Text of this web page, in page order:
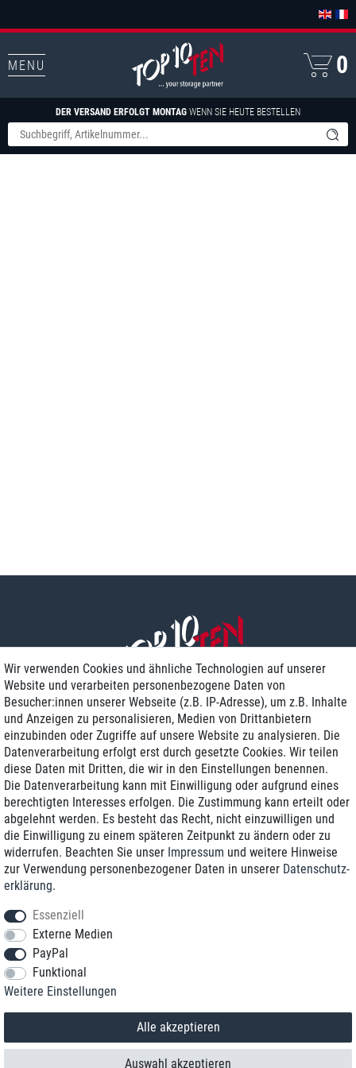
MENU
DER VERSAND ERFOLGT MONTAG WENN SIE HEUTE BESTELLEN
0
Zustellung am nächsten Werktag
Günstiger Versand
Generalüberholt mit Garantie
+49 8989 96160*
*Sie erreichen uns zum Ortstarif von Montag bis Freitag von 9 Uhr - 18 Uhr.
© 2018 TOP TEN Computervertrieb GmbH
Wir verwenden Cookies und ähnliche Technologien auf unserer
Website und verarbeiten personenbezogene Daten von
Besucher:innen unserer Webseite (z.B. IP-Adresse), um z.B. Inhalte
und Anzeigen zu personalisieren, Medien von Drittanbietern
einzubinden oder Zugriffe auf unsere Website zu analysieren. Die
Datenverarbeitung erfolgt erst durch gesetzte Cookies. Wir teilen
diese Daten mit Dritten, die wir in den Einstellungen benennen.
Die Datenverarbeitung kann mit Einwilligung oder aufgrund eines
berechtigten Interesses erfolgen. Die Zustimmung kann erteilt oder
abgelehnt werden. Es besteht das Recht, nicht einzuwilligen und
die Einwilligung zu einem späteren Zeitpunkt zu ändern oder zu
widerrufen. Beachten Sie unser Impressum und weitere Hinweise
zur Verwendung personenbezogener Daten in unserer Daten­schutz­
erklärung.
Essenziell
Externe Medien
PayPal
Funktional
Weitere Einstellungen
Alle akzeptieren
Auswahl akzeptieren